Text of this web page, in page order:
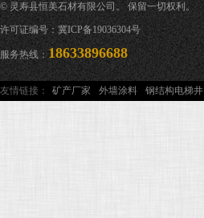
© 灵寿县恒美石材有限公司。 保留一切权利。
许可证编号：冀ICP备19036304号
服务热线： 18633896688
友情链接： 矿产厂家 外墙涂料 钢结构电梯井